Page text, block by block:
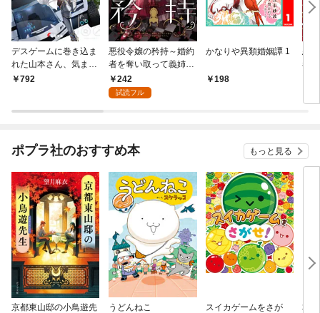
デスゲームに巻き込ま
れた山本さん、気まま
にゲームバランスを崩
792
悪役令嬢の矜持～婚約
者を奪い取って義姉を
追い出した私は、どう
やら今から破滅するよ
242
試読フル
かなりや異類婚姻譚 1
198
悪
者
う
ポプラ社のおすすめ本 もっと見る
京都東山邸の小鳥遊先 うどんねこ スイカゲームをさが 本